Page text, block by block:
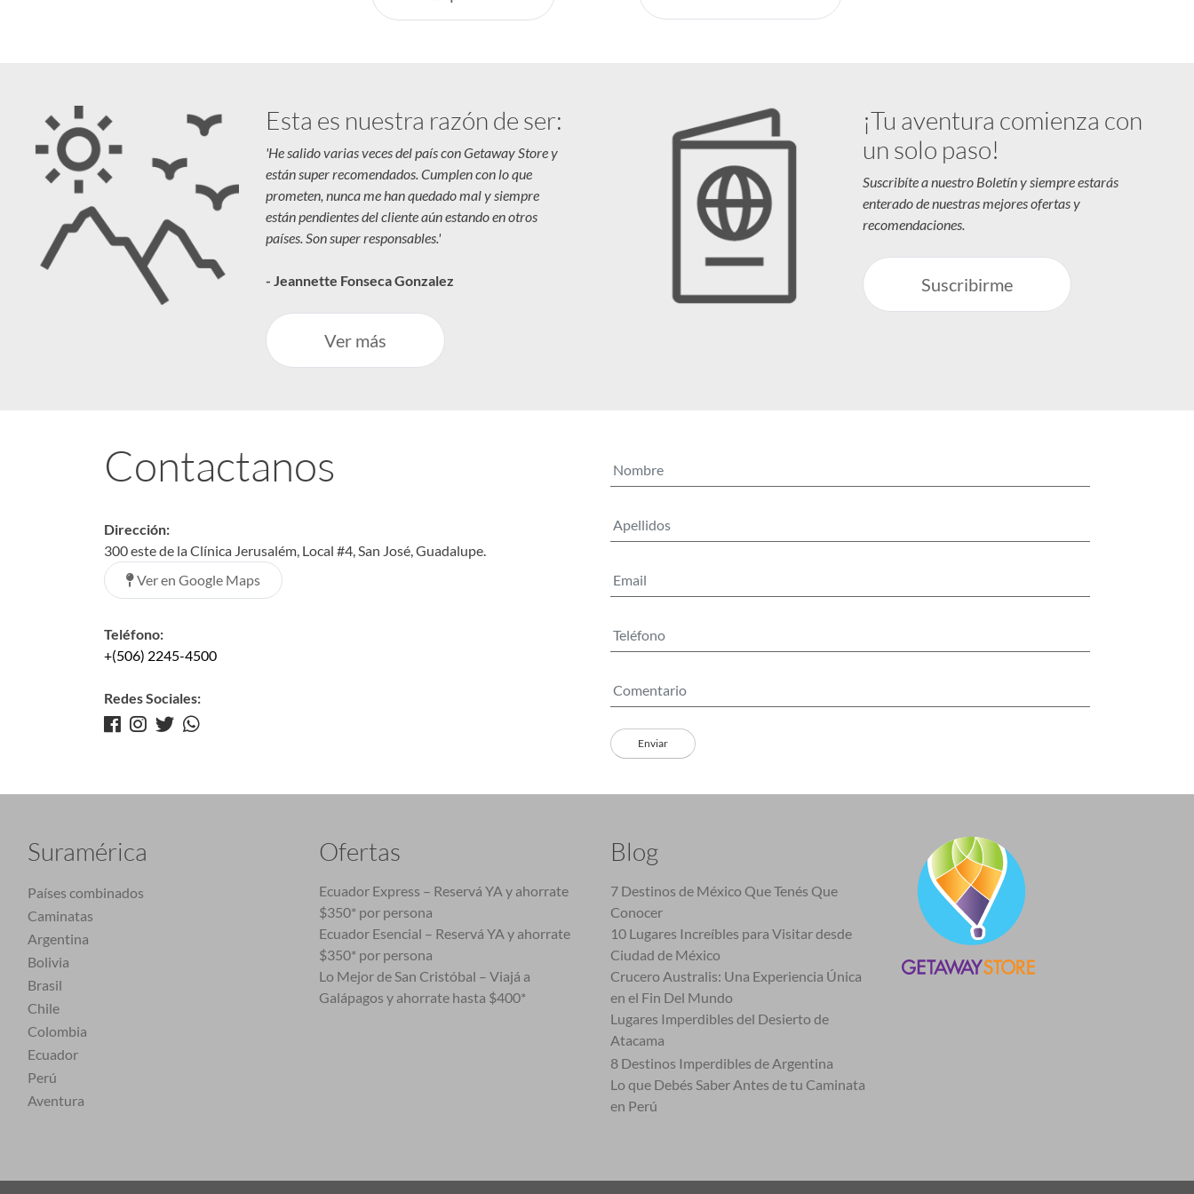
Esta es nuestra razón de ser:
'He salido varias veces del país con Getaway Store y
están super recomendados. Cumplen con lo que
prometen, nunca me han quedado mal y siempre
están pendientes del cliente aún estando en otros
países. Son super responsables.'
- Jeannette Fonseca Gonzalez
Ver más
¡Tu aventura comienza con
un solo paso!
Suscribíte a nuestro Boletín y siempre estarás
enterado de nuestras mejores ofertas y
recomendaciones.
Suscribirme
Contactanos
Dirección:
300 este de la Clínica Jerusalém, Local #4, San José, Guadalupe.
Ver en Google Maps
Teléfono:
+(506) 2245-4500
Redes Sociales:
Suramérica
Países combinados
Caminatas
Argentina
Bolivia
Brasil
Chile
Colombia
Ecuador
Perú
Aventura
Ofertas
Ecuador Express – Reservá YA y ahorrate
$350* por persona
Ecuador Esencial – Reservá YA y ahorrate
$350* por persona
Lo Mejor de San Cristóbal – Viajá a
Galápagos y ahorrate hasta $400*
Blog
7 Destinos de México Que Tenés Que
Conocer
10 Lugares Increíbles para Visitar desde
Ciudad de México
Crucero Australis: Una Experiencia Única
en el Fin Del Mundo
Lugares Imperdibles del Desierto de
Atacama
8 Destinos Imperdibles de Argentina
Lo que Debés Saber Antes de tu Caminata
en Perú